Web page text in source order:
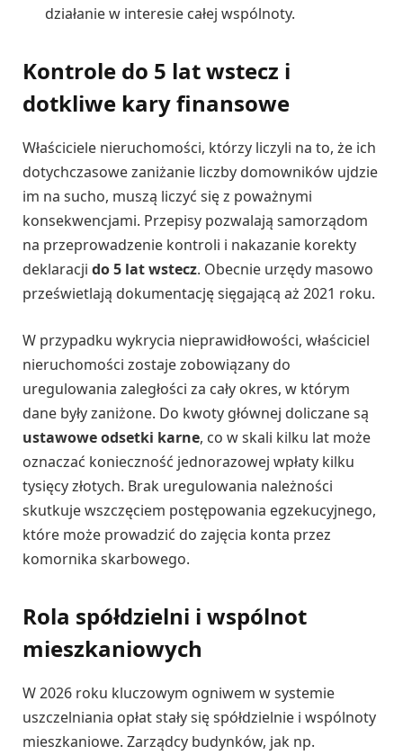
działanie w interesie całej wspólnoty.
Kontrole do 5 lat wstecz i
dotkliwe kary finansowe
Właściciele nieruchomości, którzy liczyli na to, że ich
dotychczasowe zaniżanie liczby domowników ujdzie
im na sucho, muszą liczyć się z poważnymi
konsekwencjami. Przepisy pozwalają samorządom
na przeprowadzenie kontroli i nakazanie korekty
deklaracji do 5 lat wstecz. Obecnie urzędy masowo
prześwietlają dokumentację sięgającą aż 2021 roku.
W przypadku wykrycia nieprawidłowości, właściciel
nieruchomości zostaje zobowiązany do
uregulowania zaległości za cały okres, w którym
dane były zaniżone. Do kwoty głównej doliczane są
ustawowe odsetki karne, co w skali kilku lat może
oznaczać konieczność jednorazowej wpłaty kilku
tysięcy złotych. Brak uregulowania należności
skutkuje wszczęciem postępowania egzekucyjnego,
które może prowadzić do zajęcia konta przez
komornika skarbowego.
Rola spółdzielni i wspólnot
mieszkaniowych
W 2026 roku kluczowym ogniwem w systemie
uszczelniania opłat stały się spółdzielnie i wspólnoty
mieszkaniowe. Zarządcy budynków, jak np.